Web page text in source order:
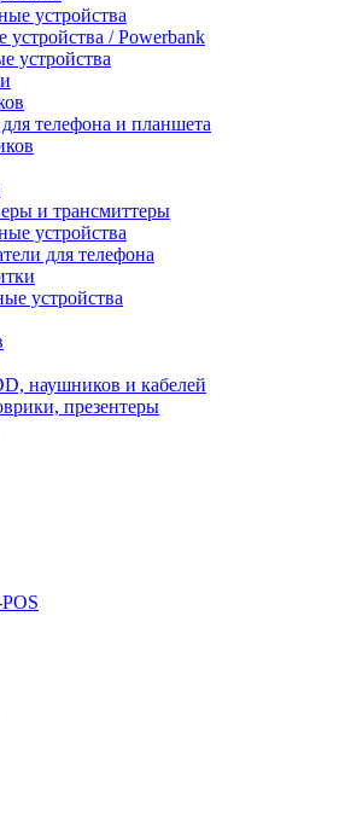
устройства
/ Powerbank
устройства
телефона и планшета
и трансмиттеры
устройства
для телефона
устройства
наушников и кабелей
презентеры